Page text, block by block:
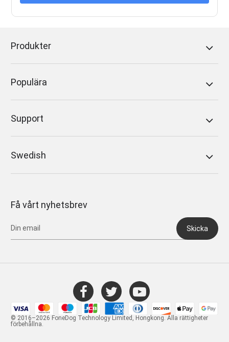
Produkter
Populära
Support
Swedish
Få vårt nyhetsbrev
Skicka
© 2016–2026 FoneDog Technology Limited, Hongkong. Alla rättigheter
förbehållna.